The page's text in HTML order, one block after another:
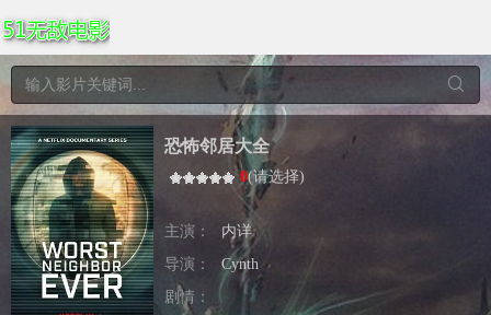
恐怖邻居大全
0(请选择)
主演：
内详
导演：
Cynth
剧情：